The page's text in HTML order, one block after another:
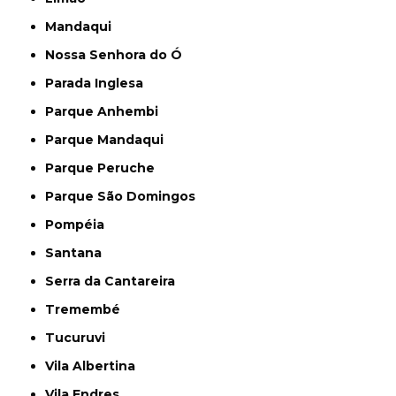
Mandaqui
Nossa Senhora do Ó
Parada Inglesa
Parque Anhembi
Parque Mandaqui
Parque Peruche
Parque São Domingos
Pompéia
Santana
Serra da Cantareira
Tremembé
Tucuruvi
Vila Albertina